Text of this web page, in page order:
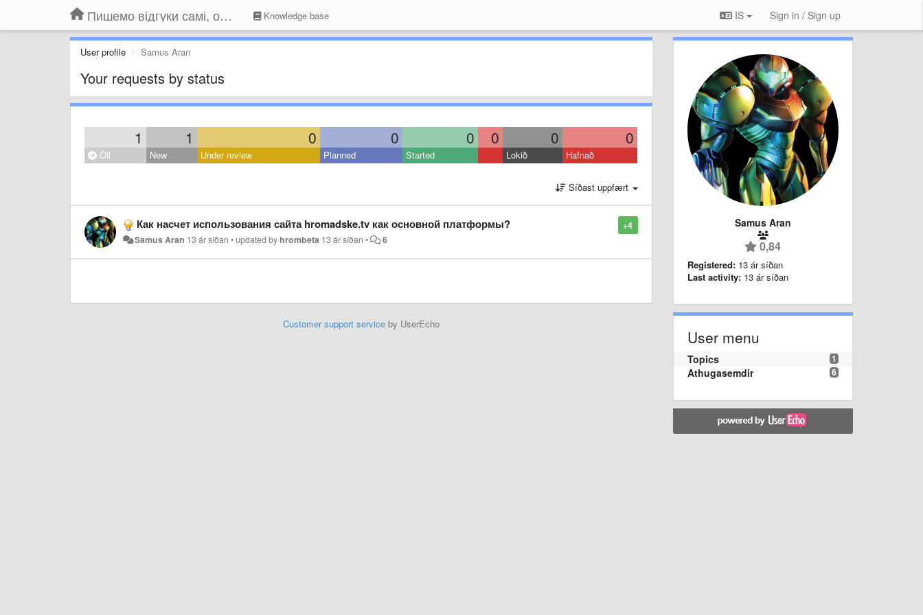
Пишемо відгуки самі, обговорюємо інші ідеї та пропозиції до Громадського Телебачення Knowledge base IS Sign in / Sign up
User profile Samus Aran
Your requests by status
1 1 0 0 0 0 0 0
Öll New Under review Planned Started Lokið Hafnað
Síðast uppfært
+4
Как насчет использования сайта hromadske.tv как основной платформы?
Samus Aran 13 ár síðan •updated byhrombeta 13 ár síðan • 6
Customer support serviceby UserEcho
Samus Aran
0,84
Registered: 13 ár síðan
Last activity: 13 ár síðan
User menu
1
Topics
6
Athugasemdir